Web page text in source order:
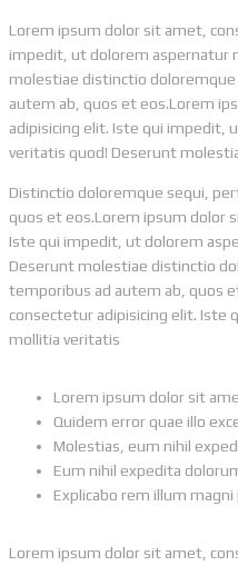
Lorem ipsum dolor sit amet,
impedit, ut dolorem aspernatur
molestiae distinctio
autem ab, quos et eos.Lorem
adipisicing elit. Iste qui impedit,
veritatis quod! Deserunt
Distinctio doloremque sequi,
quos et eos.Lorem ipsum dolor
Iste qui impedit, ut dolorem
Deserunt molestiae distinctio
temporibus ad autem ab, quos
consectetur adipisicing elit. Iste
mollitia veritatis
Lorem ipsum dolor sit
Quidem error quae illo
Molestias, eum nihil
Eum nihil expedita
Explicabo rem illum
Lorem ipsum dolor sit amet,